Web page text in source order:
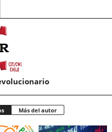
Más del autor